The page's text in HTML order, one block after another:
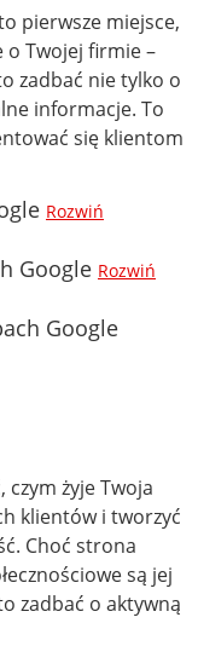
pierwsze miejsce,
Twojej firmie –
zadbać nie tylko o
informacje. To
się klientom
Rozwiń
Google Rozwiń
Google
czym żyje Twoja
klientów i tworzyć
Choć strona
są jej
zadbać o aktywną